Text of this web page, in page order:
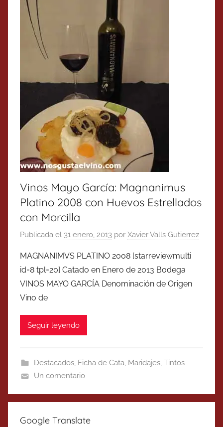
Vinos Mayo García: Magnanimus
Platino 2008 con Huevos Estrellados
con Morcilla
Publicada el 31 enero, 2013 por Xavier Valls Gutierrez
MAGNANIMVS PLATINO 2008 [starreviewmulti
id=8 tpl=20] Catado en Enero de 2013 Bodega
VINOS MAYO GARCÍA Denominación de Origen
Vino de
Seguir leyendo
Destacados, Ficha de Cata, Maridajes, Tintos
Un comentario
Google Translate